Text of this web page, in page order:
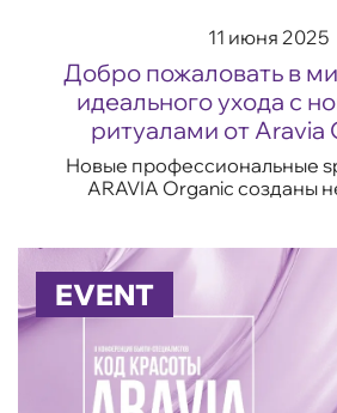
11 июня 2025
Добро пожаловать в
идеального ухода с
ритуалами от Aravia
Новые профессиональные
ARAVIA Organic созданы
устранения
EVENT